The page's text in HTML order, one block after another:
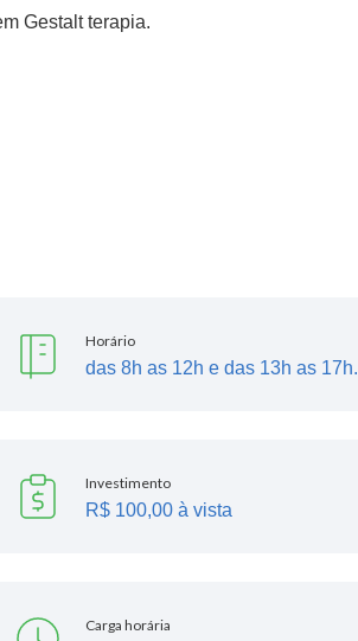
Gestalt terapia.
Horário
das 8h as 12h e das 13h as 17h.
Investimento
R$ 100,00 à vista
Carga horária